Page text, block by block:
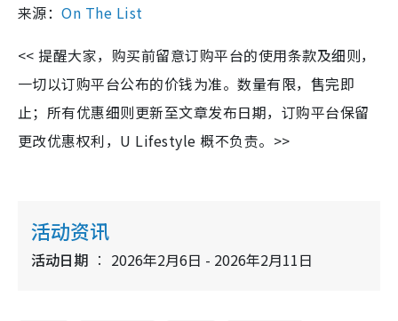
来源：On The List
<< 提醒大家，购买前留意订购平台的使用条款及细则，
一切以订购平台公布的价钱为准。数量有限，售完即
止；所有优惠细则更新至文章发布日期，订购平台保留
更改优惠权利，U Lifestyle 概不负责。>>
活动资讯
活动日期 2026年2月6日 - 2026年2月11日